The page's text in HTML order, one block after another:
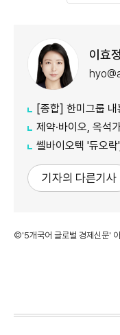
이효
[종합] 한미그룹 내홍 재
제약·바이오, 옥석가리기
쎌바이오텍 '듀오락',
기자의 다른기사
©'5개국어 글로벌 경제신문' 아